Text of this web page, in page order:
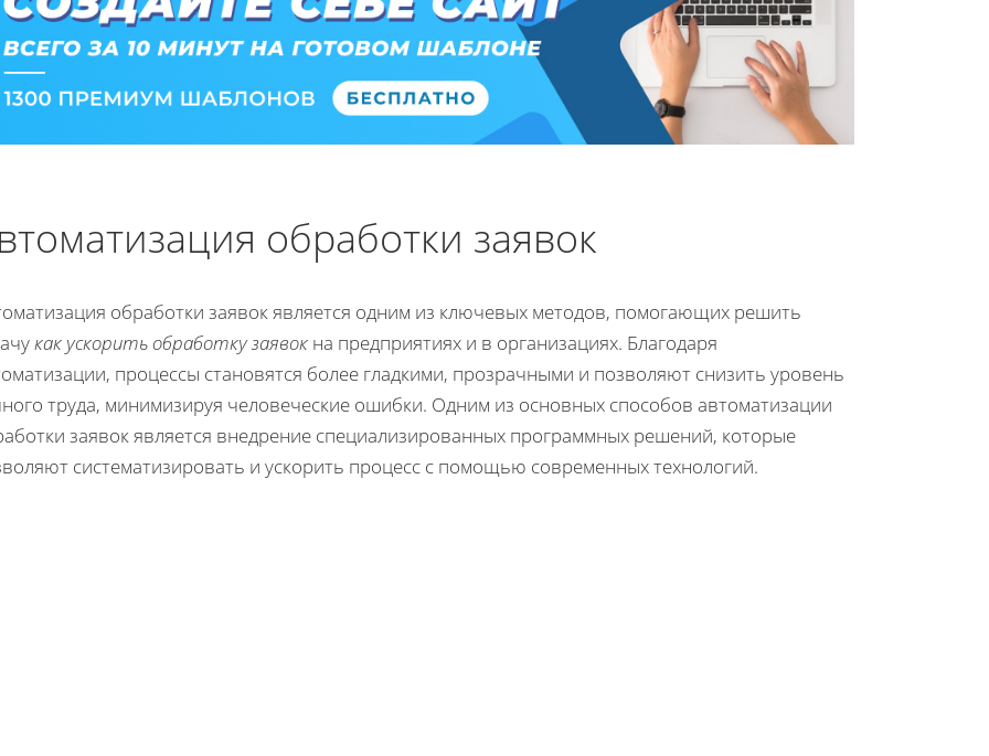
обработки заявок
обработки заявок является одним из ключевых методов, помогающих решить
как ускорить обработку заявок на предприятиях и в организациях. Благодаря
процессы становятся более гладкими, прозрачными и позволяют снизить уровень
труда, минимизируя человеческие ошибки. Одним из основных способов автоматизации
заявок является внедрение специализированных программных решений, которые
систематизировать и ускорить процесс с помощью современных технологий.